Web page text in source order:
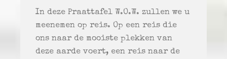
In deze Praattafel W.O.W. zullen we u
meenemen op reis. Op een reis die
ons naar de mooiste plekken van
deze aarde voert, een reis naar de